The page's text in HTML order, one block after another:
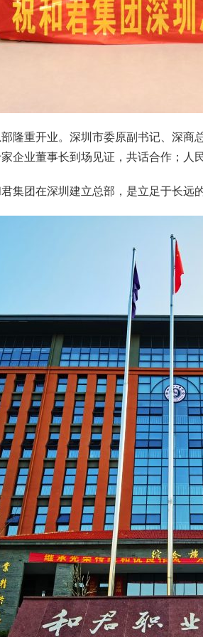
重开业。深圳市委原副书记、深商
企业董事长到场见证，共话合作；人
集团在深圳建立总部，是立足于长远